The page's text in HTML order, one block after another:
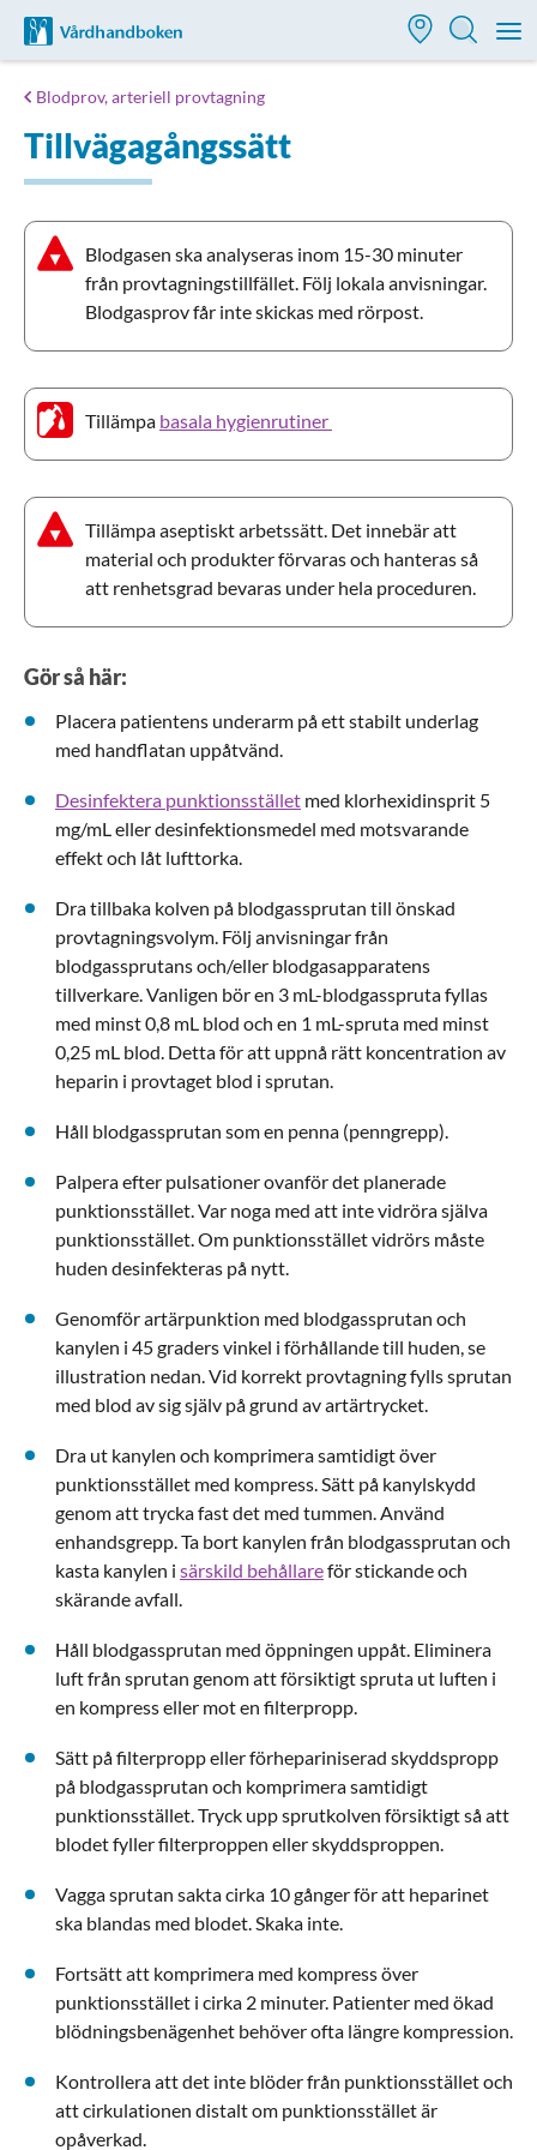
Till startsidan för Vårdhandboken
Blodprov, arteriell provtagning
Tillvägagångssätt
Blodgasen ska analyseras inom 15-30 minuter
från provtagningstillfället. Följ lokala anvisningar.
Blodgasprov får inte skickas med rörpost.
Tillämpa basala hygienrutiner
Tillämpa aseptiskt arbetssätt. Det innebär att
material och produkter förvaras och hanteras så
att renhetsgrad bevaras under hela proceduren.
Gör så här:
Placera patientens underarm på ett stabilt underlag
med handflatan uppåtvänd.
Desinfektera punktionsstället med klorhexidinsprit 5
mg/mL eller desinfektionsmedel med motsvarande
effekt och låt lufttorka.
Dra tillbaka kolven på blodgassprutan till önskad
provtagningsvolym. Följ anvisningar från
blodgassprutans och/eller blodgasapparatens
tillverkare. Vanligen bör en 3 mL-blodgasspruta fyllas
med minst 0,8 mL blod och en 1 mL-spruta med minst
0,25 mL blod. Detta för att uppnå rätt koncentration av
heparin i provtaget blod i sprutan.
Håll blodgassprutan som en penna (penngrepp).
Palpera efter pulsationer ovanför det planerade
punktionsstället. Var noga med att inte vidröra själva
punktionsstället. Om punktionsstället vidrörs måste
huden desinfekteras på nytt.
Genomför artärpunktion med blodgassprutan och
kanylen i 45 graders vinkel i förhållande till huden, se
illustration nedan. Vid korrekt provtagning fylls sprutan
med blod av sig själv på grund av artärtrycket.
Dra ut kanylen och komprimera samtidigt över
punktionsstället med kompress. Sätt på kanylskydd
genom att trycka fast det med tummen. Använd
enhandsgrepp. Ta bort kanylen från blodgassprutan och
kasta kanylen i särskild behållareför stickande och
skärande avfall.
Håll blodgassprutan med öppningen uppåt. Eliminera
luft från sprutan genom att försiktigt spruta ut luften i
en kompress eller mot en filterpropp.
Sätt på filterpropp eller förhepariniserad skyddspropp
på blodgassprutan och komprimera samtidigt
punktionsstället. Tryck upp sprutkolven försiktigt så att
blodet fyller filterproppen eller skyddsproppen.
Vagga sprutan sakta cirka 10 gånger för att heparinet
ska blandas med blodet. Skaka inte.
Fortsätt att komprimera med kompress över
punktionsstället i cirka 2 minuter. Patienter med ökad
blödningsbenägenhet behöver ofta längre kompression.
Kontrollera att det inte blöder från punktionsstället och
att cirkulationen distalt om punktionsstället är
opåverkad.